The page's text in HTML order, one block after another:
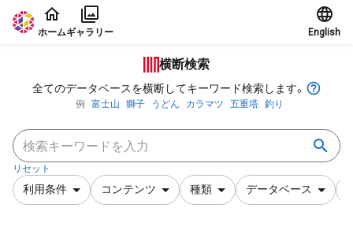
本文に飛ぶ
ホームギャラリー English
横断検索
全てのデータベースを横断してキーワード検索します。
例 富士山 獅子 うどん カラマツ 五重塔 釣り
リセット
利用条件 コンテンツ 種類 データベース